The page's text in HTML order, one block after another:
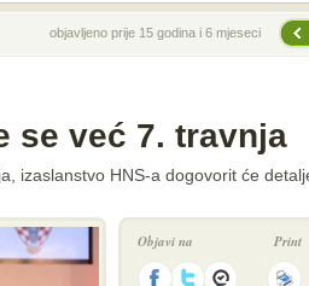
vijest
objavljeno prije 15 godina i 6 mjeseci
se već 7. travnja
izaslanstvo HNS-a dogovorit će
Objavi na Print